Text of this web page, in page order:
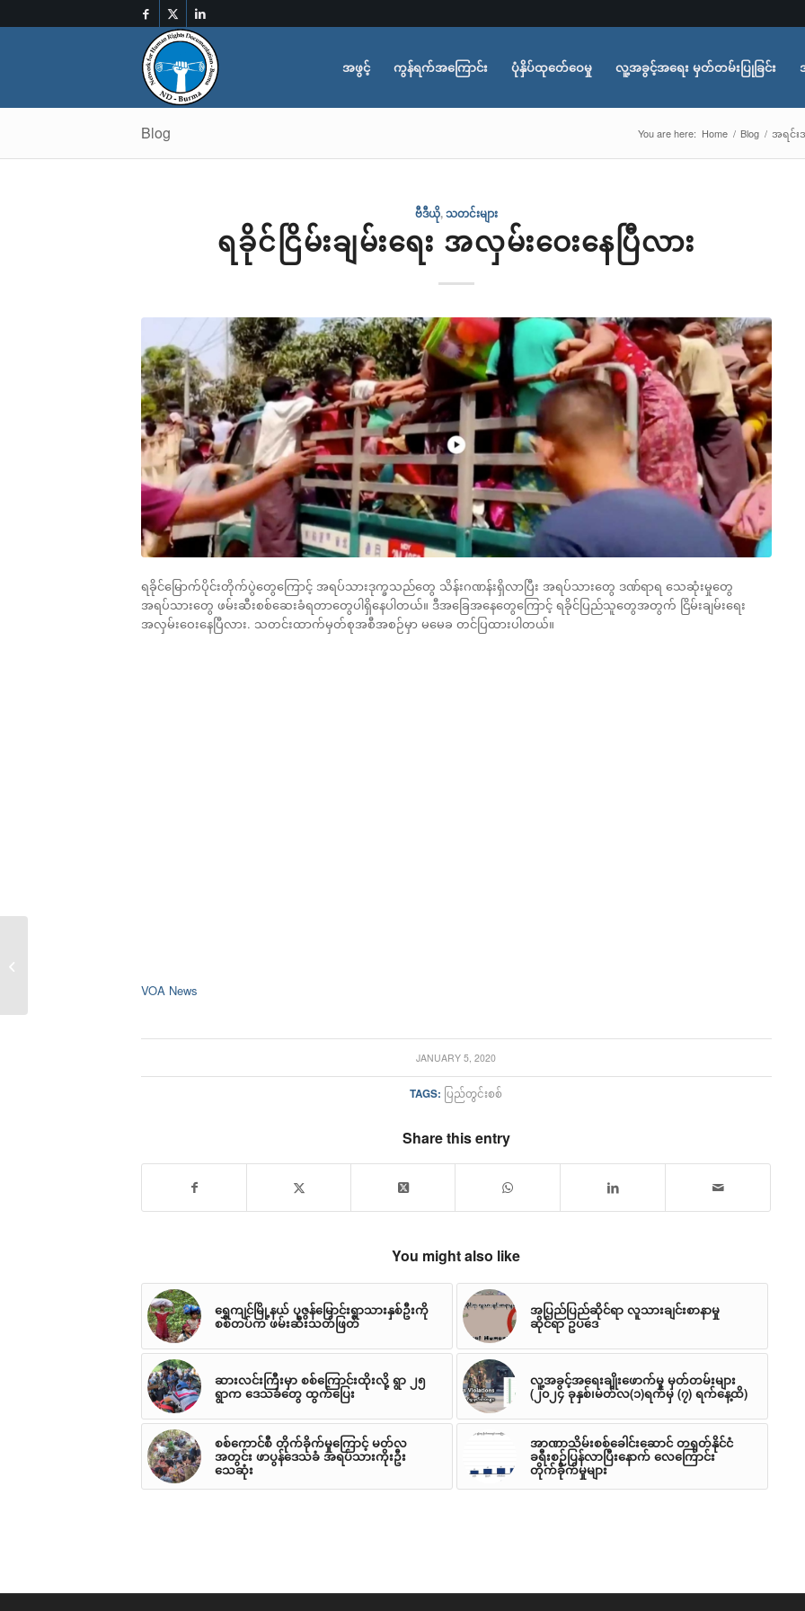
အဖွင့် ကွန်ရက်အကြောင်း ပုံနှိပ်ထုတ်ေဝေမှု လူ့အခွင့်အရေး မှတ်တမ်းပြုခြင်း
Blog You are here: Home / Blog / အရင်းအ
ဗီဒီယို,သတင်းများ
ရခိုင်ငြိမ်းချမ်းရေး အလှမ်းဝေးနေပြီလား
ရခိုင်မြောက်ပိုင်းတိုက်ပွဲတွေကြောင့် အရပ်သားဒုက္ခသည်တွေ သိန်းဂဏန်းရှိလာပြီး အရပ်သားတွေ ဒဏ်ရာရ သေဆုံးမှုတွေ
အရပ်သားတွေ ဖမ်းဆီးစစ်ဆေးခံရတာတွေပါရှိနေပါတယ်။ ဒီအခြေအနေတွေကြောင့် ရခိုင်ပြည်သူတွေအတွက် ငြိမ်းချမ်းရေး
အလှမ်းဝေးနေပြီလား. သတင်းထာက်မှတ်စုအစီအစဉ်မှာ မမေခ တင်ပြထားပါတယ်။
VOA News
JANUARY 5, 2020
TAGS: ပြည်တွင်းစစ်
Share this entry
You might also like
ရွှေကျင်မြို့နယ် ပုဇွန်မြောင်းရွာသားနှစ်ဦးကို
စစ်တပ်က ဖမ်းဆီးသတ်ဖြတ်
အပြည်ပြည်ဆိုင်ရာ လူသားချင်းစာနာမှု
ဆိုင်ရာ ဥပဒေ
ဆားလင်းကြီးမှာ စစ်ကြောင်းထိုးလို့ ရွာ ၂၅
ရွာက ဒေသခံတွေ ထွက်ပြေး
လူ့အခွင့်အရေးချိုးဖောက်မှု မှတ်တမ်းများ
(၂၀၂၄ ခုနှစ်၊မတ်လ(၁)ရက်မှ (၇) ရက်နေ့ထိ)
စစ်ကောင်စီ တိုက်ခိုက်မှုကြောင့် မတ်လ
အတွင်း ဖာပွန်‌ဒေသခံ အရပ်သားကိုးဦး
သေဆုံး
အာဏာသိမ်းစစ်ခေါင်းဆောင် တရုတ်နိုင်ငံ
ခရီးစဉ်ပြန်လာပြီးနောက် လေကြောင်း
တိုက်ခိုက်မှုများ